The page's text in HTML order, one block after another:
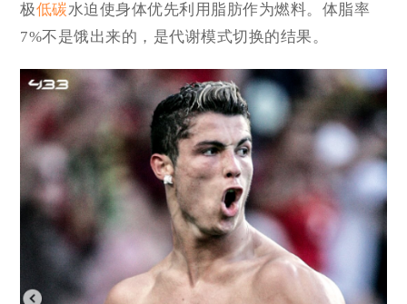
极低碳水迫使身体优先利用脂肪作为燃料。体脂率
7%不是饿出来的，是代谢模式切换的结果。